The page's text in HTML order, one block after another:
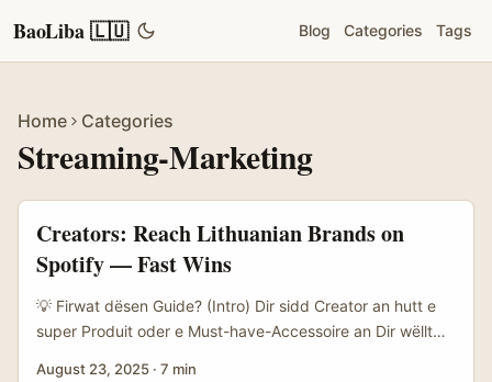
BaoLiba 🇱🇺 Blog Categories Tags
Home Categories
Streaming-Marketing
Creators: Reach Lithuanian Brands on
Spotify — Fast Wins
💡 Firwat dësen Guide? (Intro) Dir sidd Creator an hutt e
super Produit oder e Must-have-Accessoire an Dir wëllt
August 23, 2025 · 7 min